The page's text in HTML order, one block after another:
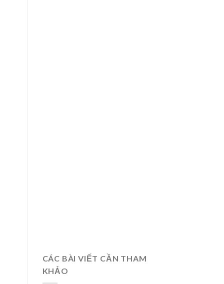
CÁC BÀI VIẾT CẦN THAM
KHẢO